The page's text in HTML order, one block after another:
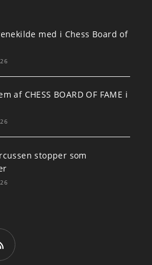
med i Chess Board of
af CHESS BOARD OF FAME i
stopper som